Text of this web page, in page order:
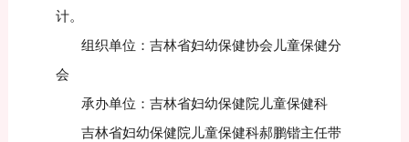
计。
组织单位：吉林省妇幼保健协会儿童保健分
会
承办单位：吉林省妇幼保健院儿童保健科
吉林省妇幼保健院儿童保健科郝鹏锴主任带